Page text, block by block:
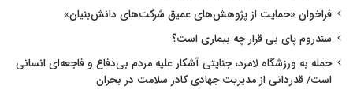
فراخوان «حمایت از پژوهش‌های عمیق شرکت‌های دانش‌بنیان»
سندروم پای بی قرار چه بیماری است؟
حمله به ورزشگاه لامرد، جنایتی آشکار علیه مردم بی‌دفاع و فاجعه‌ای انسانی
است/ قدردانی از مدیریت جهادی کادر سلامت در بحران